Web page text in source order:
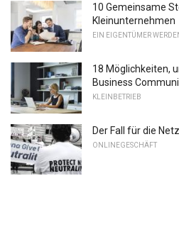
10 Gemeinsame
Kleinunternehmen
EIN EIGENTÜMER
18 Möglichkeiten,
Business
KLEINBETRIEB
Der Fall für die
ONLINEGESCHÄFT